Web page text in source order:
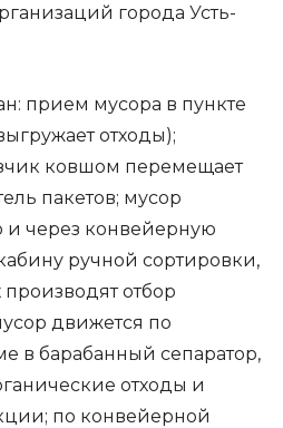
города Усть-
прием мусора в пункте
отходы);
ковшом перемещает
пакетов; мусор
и через конвейерную
ручной сортировки,
отбор
движется по
в барабанный сепаратор,
отходы и
по конвейерной